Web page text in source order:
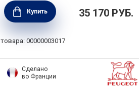
мельниц для соли и
c подсветкой, высота 20
сталь, Peugeot, 2/27162
Купить 35 170 РУБ.
00000003017
Сделано
во Франции